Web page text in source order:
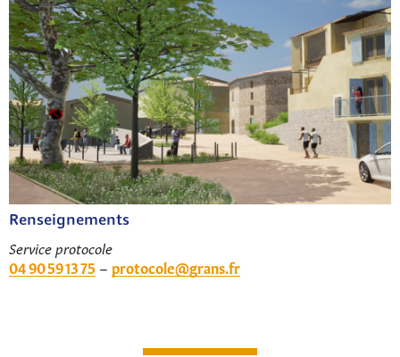
Renseignements
Service protocole
04 90 59 13 75 – protocole@grans.fr